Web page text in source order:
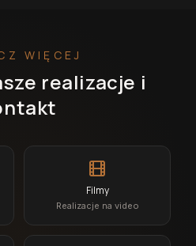
WIĘCEJ
realizacje i
Filmy
Realizacje na video